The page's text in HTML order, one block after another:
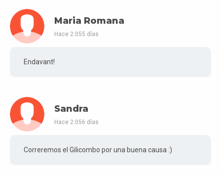
Maria Romana
Hace 2.055 días
Endavant!
Sandra
Hace 2.056 días
Correremos el Gilicombo por una buena causa :)